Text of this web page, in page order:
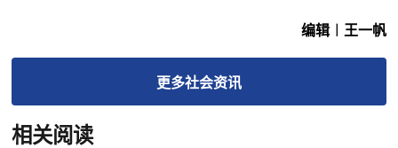
编辑︱王一帆
更多社会资讯
相关阅读